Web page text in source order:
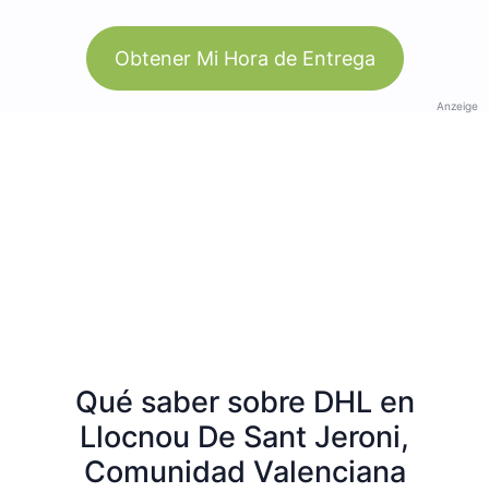
Obtener Mi Hora de Entrega
Anzeige
Qué saber sobre DHL en
Llocnou De Sant Jeroni,
Comunidad Valenciana